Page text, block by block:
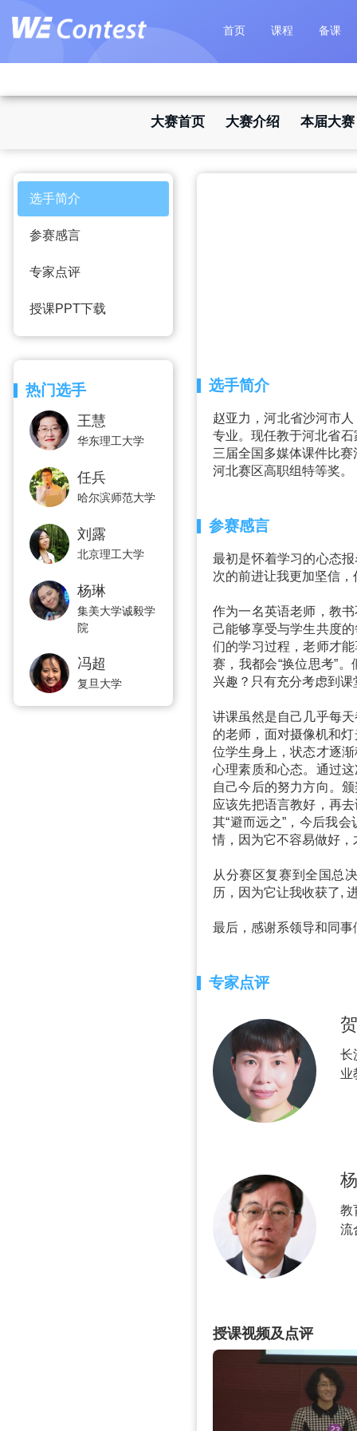
首页 课程 备课
大赛首页 大赛介绍 本届大赛
选手简介
参赛感言
专家点评
授课PPT下载
热门选手
王慧
华东理工大学
任兵
哈尔滨师范大学
刘露
北京理工大学
杨琳
集美大学诚毅学
院
冯超
复旦大学
选手简介
赵亚力，河北省沙河市
专业。现任教于河北省
三届全国多媒体课件比
河北赛区高职组特等奖。
参赛感言
最初是怀着学习的心态
次的前进让我更加坚信
作为一名英语老师，教
己能够享受与学生共度
们的学习过程，老师才
赛，我都会“换位思考”
兴趣？只有充分考虑到
讲课虽然是自己几乎每
的老师，面对摄像机和
位学生身上，状态才逐
心理素质和心态。通过
自己今后的努力方向。
应该先把语言教好，再
其“避而远之”，今后我
情，因为它不容易做好
从分赛区复赛到全国总
历，因为它让我收获了,
最后，感谢系领导和同
专家点评
长
业
教
流
授课视频及点评